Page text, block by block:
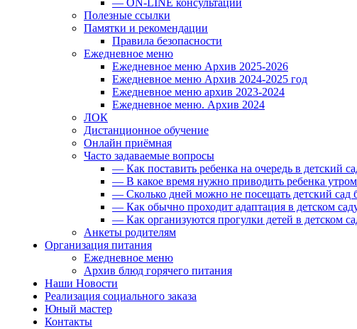
— ON-LINE консультации
Полезные ссылки
Памятки и рекомендации
Правила безопасности
Ежедневное меню
Ежедневное меню Архив 2025-2026
Ежедневное меню Архив 2024-2025 год
Ежедневное меню архив 2023-2024
Ежедневное меню. Архив 2024
ЛОК
Дистанционное обучение
Онлайн приёмная
Часто задаваемые вопросы
— Как поставить ребенка на очередь в детский
— В какое время нужно приводить ребенка утром
— Сколько дней можно не посещать детский сад
— Как обычно проходит адаптация в детском
— Как организуются прогулки детей в детском
Анкеты родителям
Организация питания
Ежедневное меню
Архив блюд горячего питания
Наши Новости
Реализация социального заказа
Юный мастер
Контакты